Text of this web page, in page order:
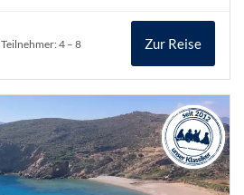
Teilnehmer: 4 – 8 Zur Reise